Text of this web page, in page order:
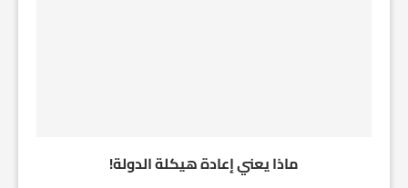
ماذا يعني إعادة هيكلة الدولة!